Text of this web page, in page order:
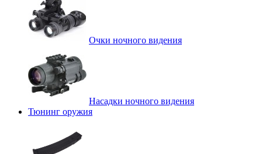
Очки ночного видения
Насадки ночного видения
Тюнинг оружия